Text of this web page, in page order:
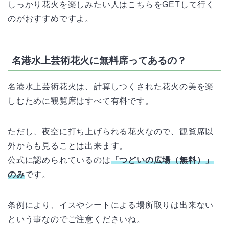
しっかり花火を楽しみたい人はこちらをGETして行く
のがおすすめですよ。
名港水上芸術花火に無料席ってあるの？
名港水上芸術花火は、計算しつくされた花火の美を楽
しむために観覧席はすべて有料です。
ただし、夜空に打ち上げられる花火なので、観覧席以
外からも見ることは出来ます。
公式に認められているのは「つどいの広場（無料）」
のみです。
条例により、イスやシートによる場所取りは出来ない
という事なのでご注意くださいね。